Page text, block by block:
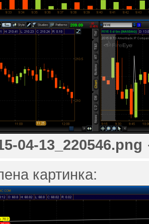
04-13_220546.png
картинка: